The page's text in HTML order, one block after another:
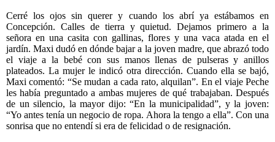
Cerré los ojos sin querer y cuando los abrí ya estábamos en
Concepción. Calles de tierra y quietud. Dejamos primero a la
señora en una casita con gallinas, flores y una vaca atada en el
jardín. Maxi dudó en dónde bajar a la joven madre, que abrazó todo
el viaje a la bebé con sus manos llenas de pulseras y anillos
plateados. La mujer le indicó otra dirección. Cuando ella se bajó,
Maxi comentó: “Se mudan a cada rato, alquilan”. En el viaje Peche
les había preguntado a ambas mujeres de qué trabajaban. Después
de un silencio, la mayor dijo: “En la municipalidad”, y la joven:
“Yo antes tenía un negocio de ropa. Ahora la tengo a ella”. Con una
sonrisa que no entendí si era de felicidad o de resignación.